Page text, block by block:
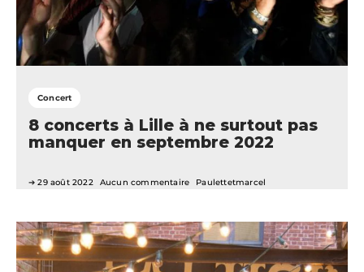
Concert
8 concerts à Lille à ne surtout pas
manquer en septembre 2022
29 août 2022 Aucun commentaire Paulettetmarcel